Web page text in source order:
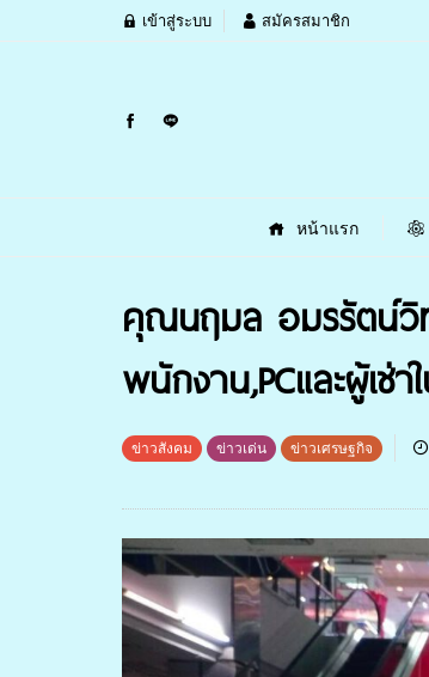
เข้าสู่ระบบ สมัครสมาชิก
หน้าแรก
คุณนฤมล อมรรัตน์วิ
พนักงาน,PCและผู้เช่
ข่าวสังคม ข่าวเด่น ข่าวเศรษฐกิจ